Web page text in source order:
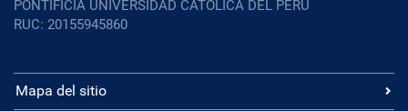
PONTIFICIA UNIVERSIDAD CATOLICA DEL PERU
RUC: 20155945860
Mapa del sitio